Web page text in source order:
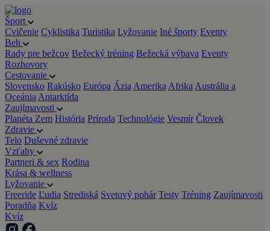
Šport
Cvičenie Cyklistika Turistika Lyžovanie Iné športy Eventy
Beh
Rady pre bežcov Bežecký tréning Bežecká výbava Eventy
Rozhovory
Cestovanie
Slovensko Rakúsko Európa Ázia Amerika Afrika Austrália a
Oceánia Antarktída
Zaujímavosti
Planéta Zem História Príroda Technológie Vesmír Človek
Zdravie
Telo Duševné zdravie
Vzťahy
Partneri & sex Rodina
Krása & wellness
Lyžovanie
Freeride Ľudia Strediská Svetový pohár Testy Tréning Zaujímavosti
Poradňa Kvíz
Kvíz